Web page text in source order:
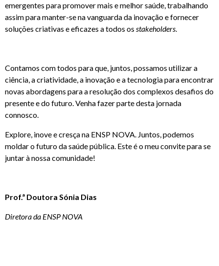
emergentes para promover mais e melhor saúde, trabalhando
assim para manter-se na vanguarda da inovação e fornecer
soluções criativas e eficazes a todos os stakeholders.
Contamos com todos para que, juntos, possamos utilizar a
ciência, a criatividade, a inovação e a tecnologia para encontrar
novas abordagens para a resolução dos complexos desafios do
presente e do futuro. Venha fazer parte desta jornada
connosco.
Explore, inove e cresça na ENSP NOVA. Juntos, podemos
moldar o futuro da saúde pública. Este é o meu convite para se
juntar à nossa comunidade!
Prof.ª Doutora Sónia Dias
Diretora da ENSP NOVA